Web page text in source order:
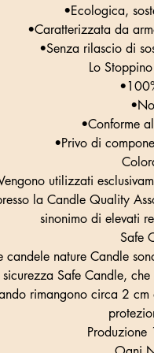
•Ecologica,
•Caratterizzata da
•Senza rilascio di
Lo
•Conforme
•Privo di
utilizzati
la Candle Quality
sinonimo di elevati
Safe
candele nature Candle
sicurezza Safe Candle,
rimangono circa 2 cm